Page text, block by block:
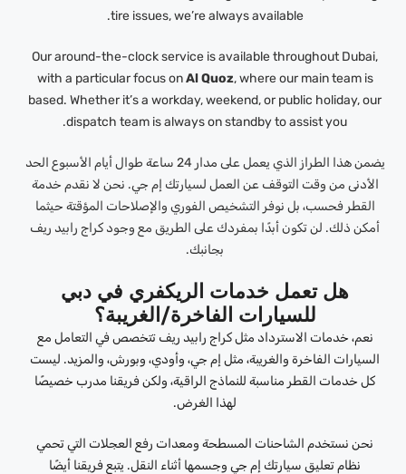
tire issues, we’re always available.
Our around-the-clock service is available throughout Dubai,
with a particular focus onAl Quoz, where our main team is
based. Whether it’s a workday, weekend, or public holiday, our
dispatch team is always on standby to assist you.
يضمن هذا الطراز الذي يعمل على مدار 24 ساعة طوال أيام الأسبوع الحد
الأدنى من وقت التوقف عن العمل لسيارتك إم جي. نحن لا نقدم خدمة
القطر فحسب، بل نوفر التشخيص الفوري والإصلاحات المؤقتة حيثما
أمكن ذلك. لن تكون أبدًا بمفردك على الطريق مع وجود كراج رابيد ريف
بجانبك.
هل تعمل خدمات الريكفري في دبي
للسيارات الفاخرة/الغريبة؟
نعم، خدمات الاسترداد مثل كراج رابيد ريف تتخصص في التعامل مع
السيارات الفاخرة والغريبة، مثل إم جي، وأودي، وبورش، والمزيد. ليست
كل خدمات القطر مناسبة للنماذج الراقية، ولكن فريقنا مدرب خصيصًا
لهذا الغرض.
نحن نستخدم الشاحنات المسطحة ومعدات رفع العجلات التي تحمي
نظام تعليق سيارتك إم جي وجسمها أثناء النقل. يتبع فريقنا أيضًا